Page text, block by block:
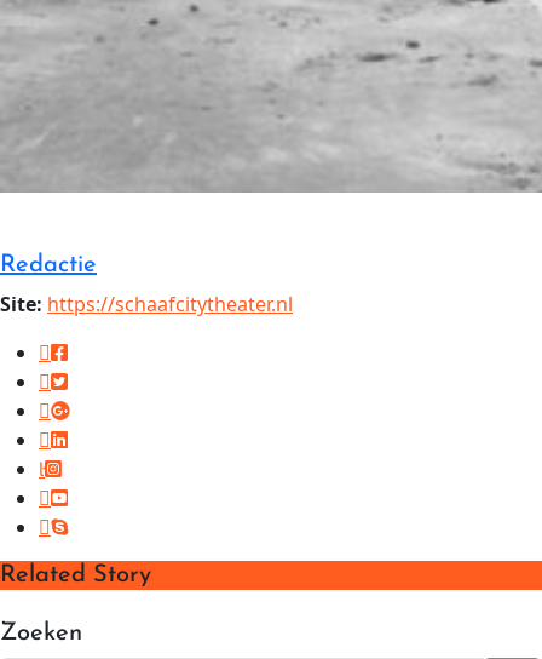
Redactie
Site: https://schaafcitytheater.nl
Related Story
Zoeken